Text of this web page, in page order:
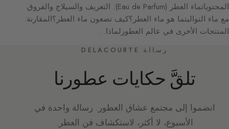
المحتوياتماء العطر (Eau de Parfum): التعريف والسيلاج والفروق
مع ماء التواليتما هو ماء العطر؟كيف تضعون ماء العطر؟المقارنة:
المنتجات الأخرى في عالم العطورلماذا…
رسالة DELACOURTE
تلقَّ حكايات عطورنا
انضموا إلى مجتمع عشاق العطور. رسالة واحدة في
الأسبوع، لا أكثر، لاستكشاف فن العطر.